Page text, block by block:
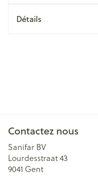
Détails
Contactez nous
Sanifar BV
Lourdesstraat 43
9041 Gent